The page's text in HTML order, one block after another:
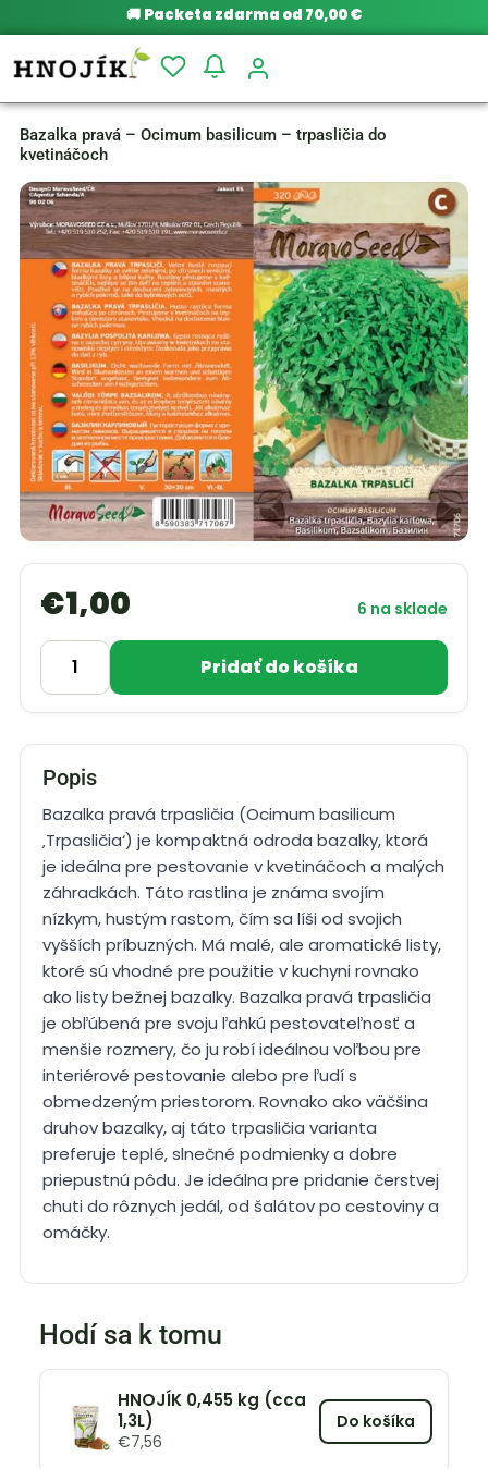
🚚 Packeta zdarma od 70,00 €
Bazalka pravá – Ocimum basilicum – trpasličia do
kvetináčoch
€1,00 6 na sklade
Pridať do košíka
Popis
Bazalka pravá trpasličia (Ocimum basilicum
‚Trpasličia‘) je kompaktná odroda bazalky, ktorá
je ideálna pre pestovanie v kvetináčoch a malých
záhradkách. Táto rastlina je známa svojím
nízkym, hustým rastom, čím sa líši od svojich
vyšších príbuzných. Má malé, ale aromatické listy,
ktoré sú vhodné pre použitie v kuchyni rovnako
ako listy bežnej bazalky. Bazalka pravá trpasličia
je obľúbená pre svoju ľahkú pestovateľnosť a
menšie rozmery, čo ju robí ideálnou voľbou pre
interiérové pestovanie alebo pre ľudí s
obmedzeným priestorom. Rovnako ako väčšina
druhov bazalky, aj táto trpasličia varianta
preferuje teplé, slnečné podmienky a dobre
priepustnú pôdu. Je ideálna pre pridanie čerstvej
chuti do rôznych jedál, od šalátov po cestoviny a
omáčky.
Hodí sa k tomu
HNOJÍK 0,455 kg (cca
1,3L)
€7,56
Do košíka